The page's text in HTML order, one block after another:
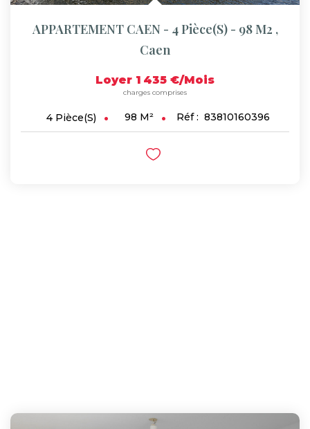
APPARTEMENT CAEN - 4 Pièce(s) - 98 M2 ,
Caen
Loyer 1 435 €/mois
charges comprises
4 Pièce(s) 98 M² Réf : 83810160396